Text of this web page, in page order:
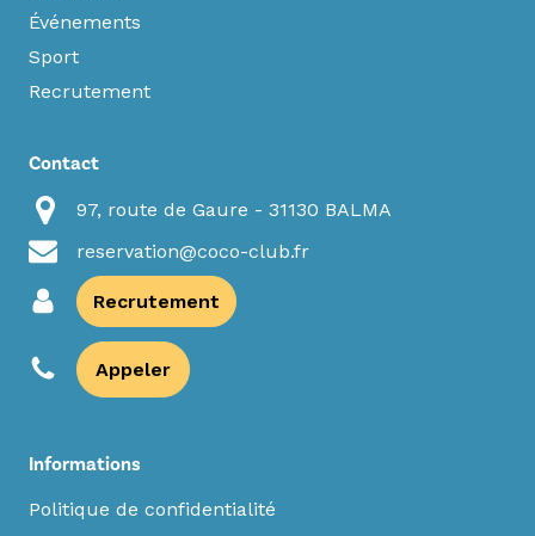
Événements
Sport
Recrutement
Contact
97, route de Gaure - 31130 BALMA
reservation@coco-club.fr
Recrutement
Appeler
Informations
Politique de confidentialité